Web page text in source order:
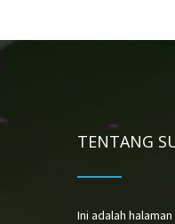
TENTANG
Ini adalah